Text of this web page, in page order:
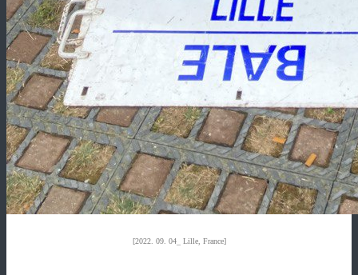
[2022. 09. 04_ Lille, France]